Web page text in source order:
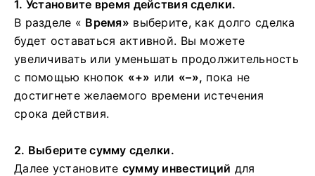
1. Установите время действия сделки.
В разделе « Время» выберите, как долго сделка
будет оставаться активной. Вы можете
увеличивать или уменьшать продолжительность
с помощью кнопок «+» или «–», пока не
достигнете желаемого времени истечения
срока действия.
2. Выберите сумму сделки.
Далее установите сумму инвестиций для